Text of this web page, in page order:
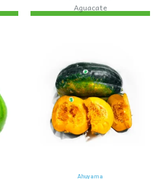
Aguacate
Ahuyama